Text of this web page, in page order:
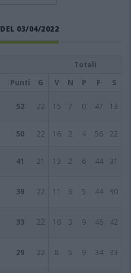
03/04/2022
Totali
Punti G V N P F S
52 22 15 7 0 47 13
50 22 16 2 4 56 22
41 21 13 2 6 44 31
39 22 11 6 5 44 30
33 22 10 3 9 46 42
29 22 8 5 9 34 33